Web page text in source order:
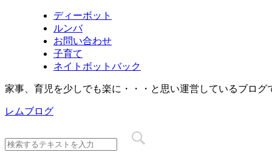
ディーボット
ルンバ
お問い合わせ
子育て
ネイトボットバック
家事、育児を少しでも楽に・・・と思い運営しているブログ
レムブログ